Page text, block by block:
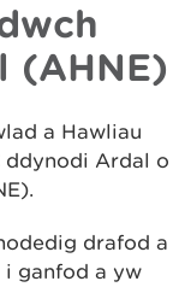
(AHNE)
a Hawliau
ddynodi Ardal o
drafod a
i ganfod a yw